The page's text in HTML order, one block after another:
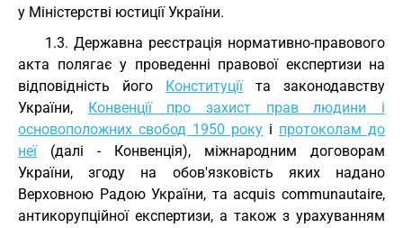
у Міністерстві юстиції України.
1.3. Державна реєстрація нормативно-правового
акта полягає у проведенні правової експертизи на
відповідність його Конституціїта законодавству
України, Конвенції про захист прав людини і
основоположних свобод 1950 року і протоколам до
неї(далі - Конвенція), міжнародним договорам
України, згоду на обов'язковість яких надано
Верховною Радою України, та acquis communautaire,
антикорупційної експертизи, а також з урахуванням